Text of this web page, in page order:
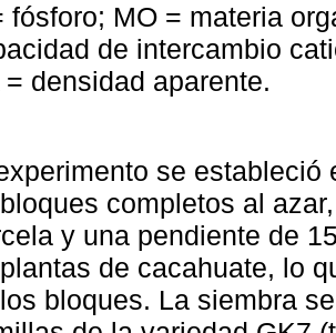
fósforo; MO = materia
de intercambio
= densidad aparente.
se estableció
completos al
y una pendiente de
de cacahuate, lo
bloques. La siembra